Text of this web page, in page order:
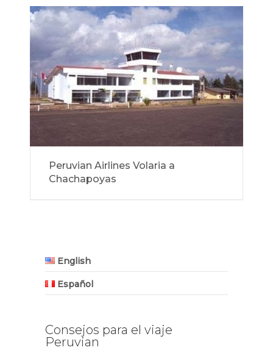
Peruvian Airlines Volaria a
Chachapoyas
English
Español
Consejos para el viaje
Peruvian